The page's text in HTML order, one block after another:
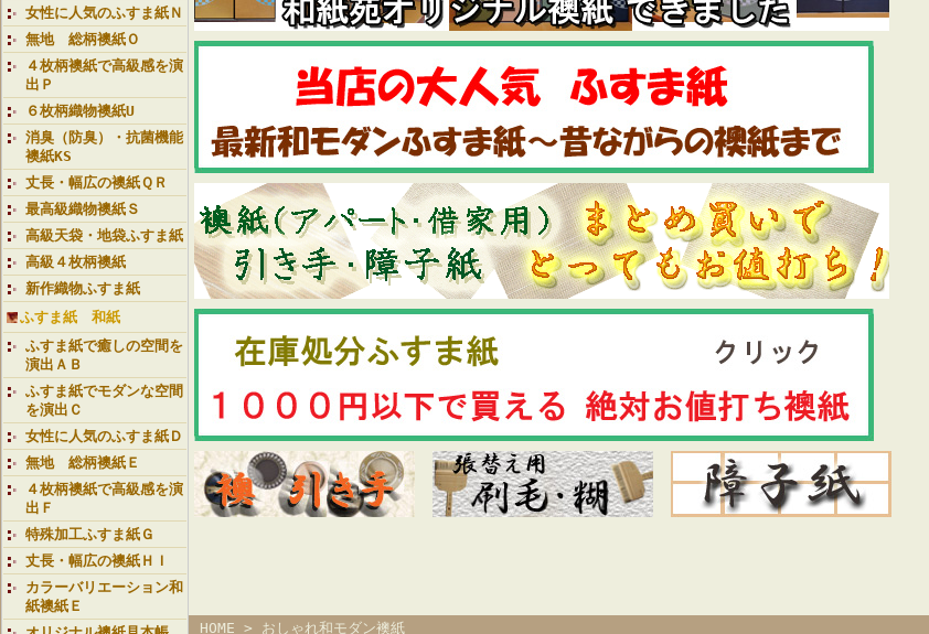
女性に人気のふすま紙Ｎ
無地 総柄襖紙Ｏ
４枚柄襖紙で高級感を演
出Ｐ
６枚柄織物襖紙U
消臭（防臭）・抗菌機能
襖紙KS
丈長・幅広の襖紙ＱＲ
最高級織物襖紙Ｓ
高級天袋・地袋ふすま紙
高級４枚柄襖紙
新作織物ふすま紙
ふすま紙 和紙
ふすま紙で癒しの空間を
演出ＡＢ
ふすま紙でモダンな空間
を演出Ｃ
女性に人気のふすま紙Ｄ
無地 総柄襖紙Ｅ
４枚柄襖紙で高級感を演
出Ｆ
特殊加工ふすま紙Ｇ
丈長・幅広の襖紙ＨＩ
カラーバリエーション和
紙襖紙Ｅ
HOME > おしゃれ和モダン襖紙